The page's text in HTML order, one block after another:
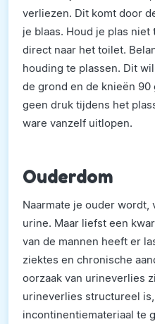
verliezen. Dit komt door
je blaas. Houd je plas niet
direct naar het toilet.
houding te plassen. Dit
de grond en de knieën 90
geen druk tijdens het
ware vanzelf uitlopen.
Ouderdom
Naarmate je ouder
urine. Maar liefst een
van de mannen heeft er
ziektes en chronische
oorzaak van urineverlies
urineverlies structureel
incontinentiemateriaal te